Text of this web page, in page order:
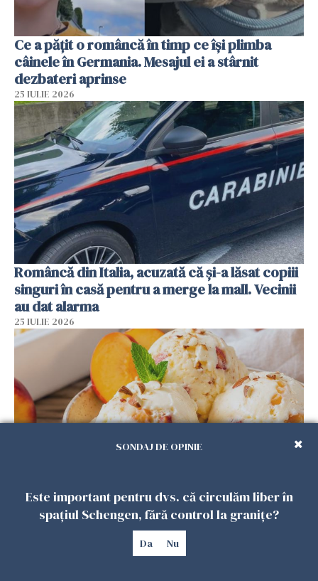
Ce a pățit o româncă în timp ce își plimba
câinele în Germania. Mesajul ei a stârnit
dezbateri aprinse
25 IULIE 2026
Româncă din Italia, acuzată că și-a lăsat copiii
singuri în casă pentru a merge la mall. Vecinii
au dat alarma
25 IULIE 2026
Înghețata de casă cu nectarine care
cucerește vara. Rețeta fără aparat, gata din
câteva ingrediente
SONDAJ DE OPINIE
Este important pentru dvs. că circulăm liber în
spațiul Schengen, fără control la granițe?
Da Nu